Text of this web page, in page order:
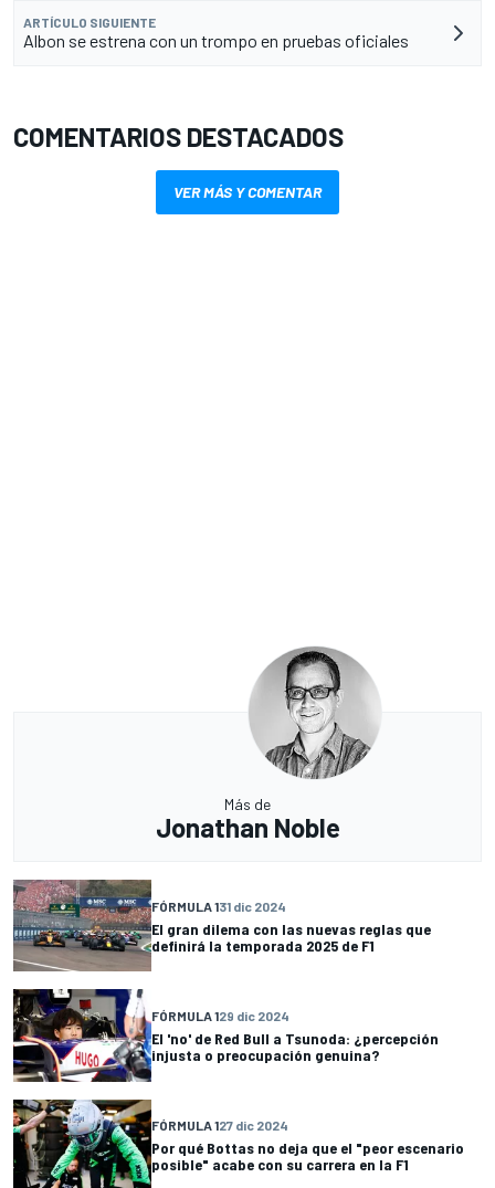
ARTÍCULO SIGUIENTE
Albon se estrena con un trompo en pruebas oficiales
COMENTARIOS DESTACADOS
VER MÁS Y COMENTAR
Más de
Jonathan Noble
FÓRMULA 131 dic 2024
El gran dilema con las nuevas reglas que
definirá la temporada 2025 de F1
FÓRMULA 129 dic 2024
El 'no' de Red Bull a Tsunoda: ¿percepción
injusta o preocupación genuina?
FÓRMULA 127 dic 2024
Por qué Bottas no deja que el "peor escenario
posible" acabe con su carrera en la F1